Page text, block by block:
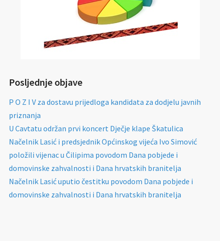
Posljednje objave
P O Z I V za dostavu prijedloga kandidata za dodjelu javnih
priznanja
U Cavtatu održan prvi koncert Dječje klape Škatulica
Načelnik Lasić i predsjednik Općinskog vijeća Ivo Simović
položili vijenac u Čilipima povodom Dana pobjede i
domovinske zahvalnosti i Dana hrvatskih branitelja
Načelnik Lasić uputio čestitku povodom Dana pobjede i
domovinske zahvalnosti i Dana hrvatskih branitelja